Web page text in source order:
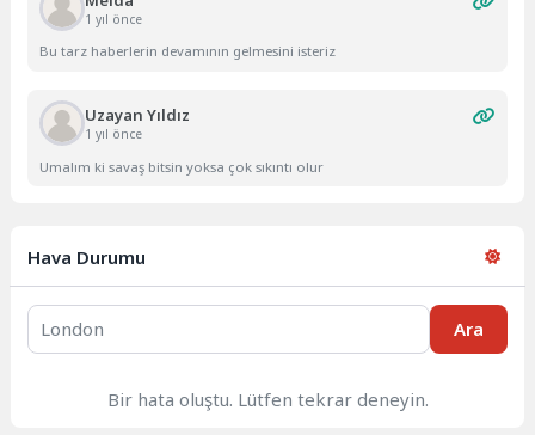
1 yıl önce
Bu tarz haberlerin devamının gelmesini isteriz
Uzayan Yıldız
1 yıl önce
Umalım ki savaş bitsin yoksa çok sıkıntı olur
Hava Durumu
Ara
Bir hata oluştu. Lütfen tekrar deneyin.